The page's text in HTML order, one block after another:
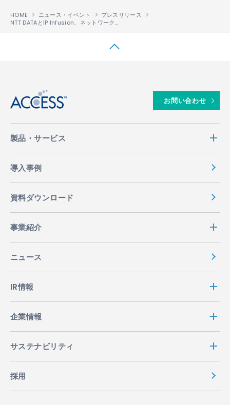
HOME ニュース・イベント
プレスリリース
NTT DATAとIP Infusion、ネットワークディスアグリゲーションの推進で提携
お問い合わせ
製品・サービス
導入事例
資料ダウンロード
事業紹介
ニュース
IR情報
企業情報
サステナビリティ
採用